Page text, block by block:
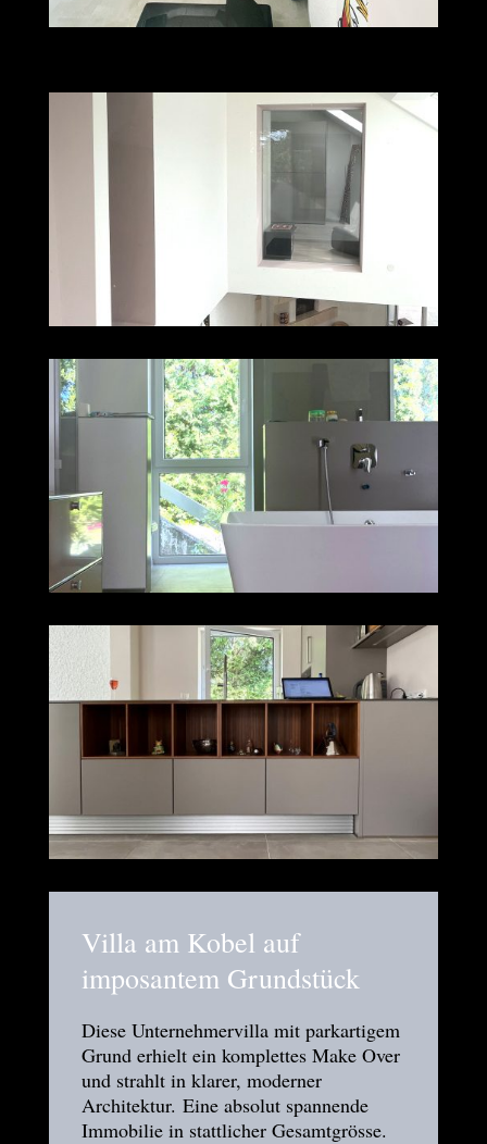
Villa am Kobel auf
imposantem Grundstück
Diese Unternehmervilla mit parkartigem
Grund erhielt ein komplettes Make Over
und strahlt in klarer, moderner
Architektur. Eine absolut spannende
Immobilie in stattlicher Gesamtgrösse.